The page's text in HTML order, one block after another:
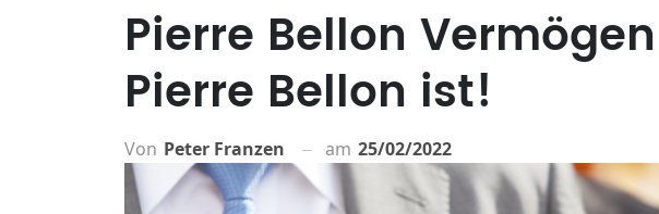
Pierre Bellon
Pierre Bellon ist!
Von Peter Franzen am 25/02/2022